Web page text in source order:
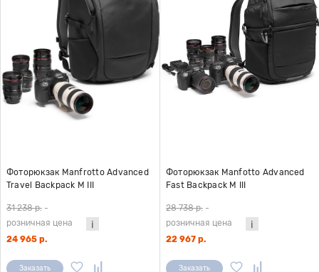
Фоторюкзак Manfrotto Advanced
Travel Backpack M III
31 238 р. -
розничная цена
24 965 р.
Заказать
Фоторюкзак Manfotto Advanced
Fast Backpack M III
28 738 р. -
розничная цена
22 967 р.
Заказать